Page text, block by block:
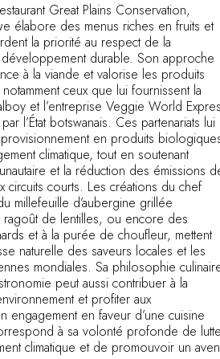
Great Plains Conservation,
élabore des menus riches en fruits et
la priorité au respect de la
durable. Son approche
à la viande et valorise les produits
ceux que lui fournissent la
et l’entreprise Veggie World
l’État botswanais. Ces partenariats lui
en produits
climatique, tout en soutenant
et la réduction des émissions
circuits courts. Les créations du chef
millefeuille d’aubergine grillée
ragoût de lentilles, ou encore des
et à la purée de choufleur, mettent
naturelle des saveurs locales et les
mondiales. Sa philosophie
peut aussi contribuer à la
et profiter aux
engagement en faveur d’une cuisine
à sa volonté profonde de
climatique et de promouvoir un